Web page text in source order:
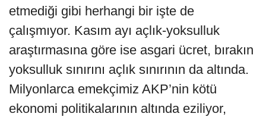
etmediği gibi herhangi bir işte de
çalışmıyor. Kasım ayı açlık-yoksulluk
araştırmasına göre ise asgari ücret, bırakın
yoksulluk sınırını açlık sınırının da altında.
Milyonlarca emekçimiz AKP’nin kötü
ekonomi politikalarının altında eziliyor,